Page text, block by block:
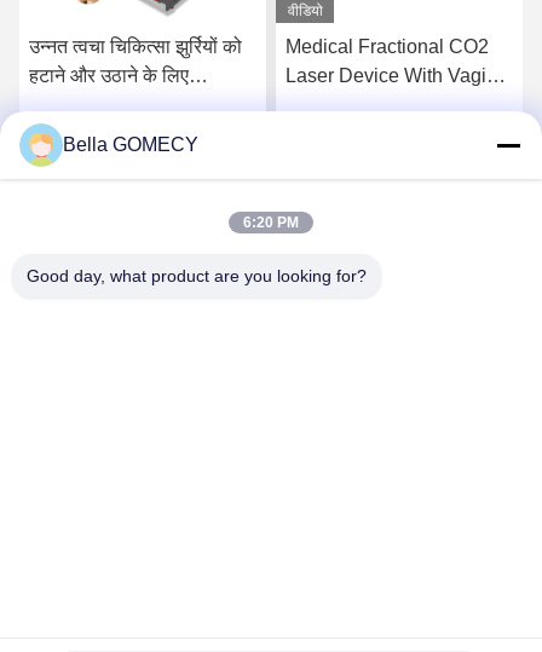
उन्नत त्वचा चिकित्सा झुर्रियों को
हटाने और उठाने के लिए
CO2 फ्रैक्शनल लेजर डिवाइस
वीडियो
Medical Fractional CO2
Laser Device With Vaginal
Bella GOMECY
6:20 PM
Good day, what product are you looking for?